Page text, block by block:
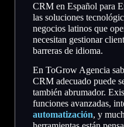
CRM en Español para
las soluciones
negocios latinos que
necesitan gestionar
barreras de idioma.
En ToGrow Agencia
CRM adecuado puede
también abrumador.
funciones avanzadas,
automatización, y